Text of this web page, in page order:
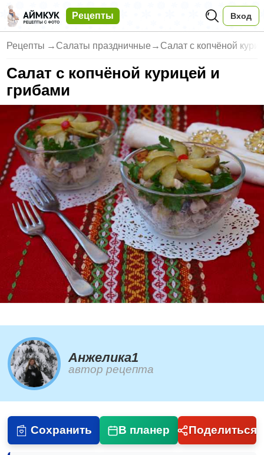
Рецепты Вход
Рецепты → Салаты праздничные → Салат с копчёной
Салат с копчёной курицей и
грибами
Анжелика1
автор рецепта
Сохранить В планер Поделиться